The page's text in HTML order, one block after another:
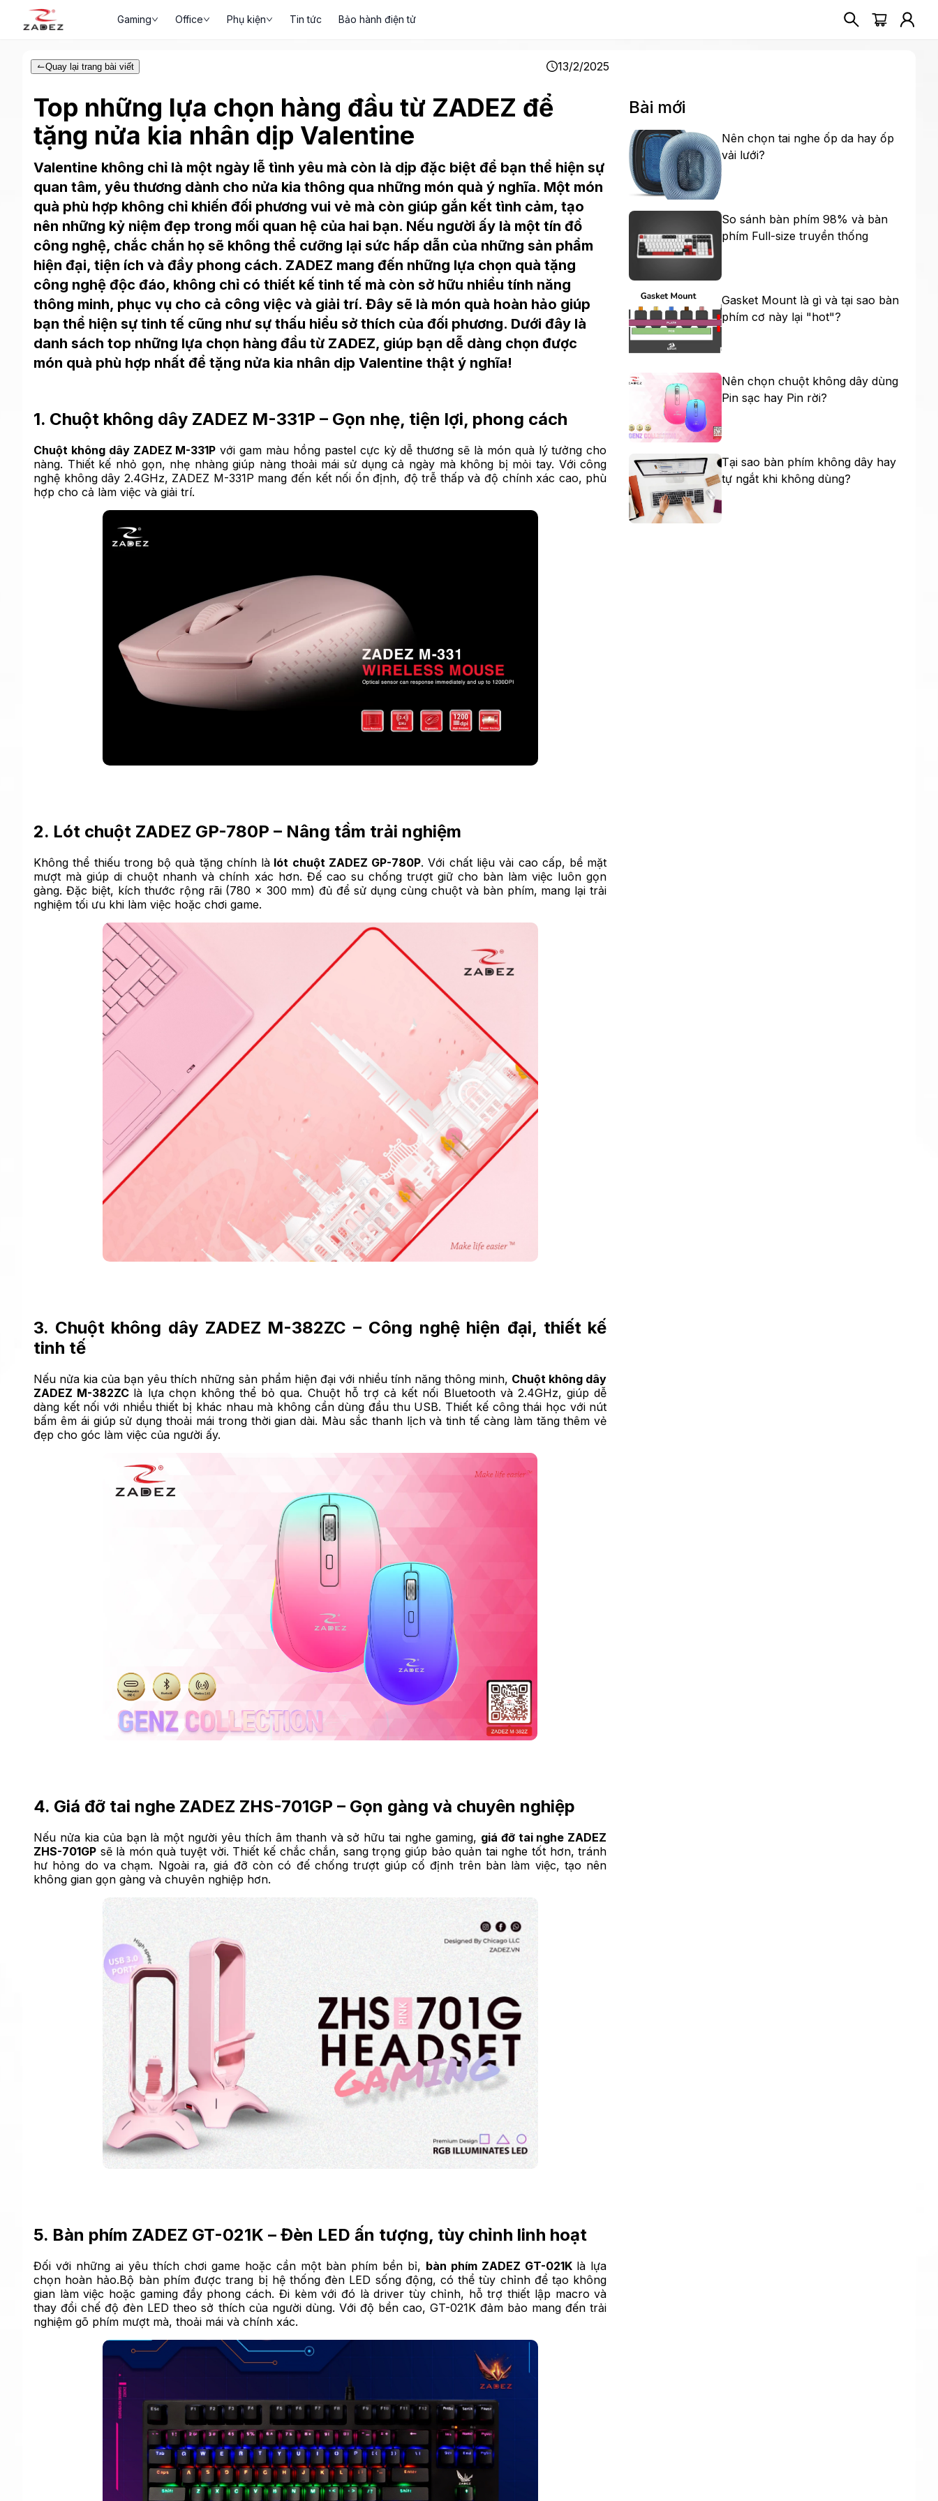
Gaming Office Phụ kiện Tin tức Bảo hành điện tử
Quay lại trang bài viết 13/2/2025
Top những lựa chọn hàng đầu từ ZADEZ để
tặng nửa kia nhân dịp Valentine
Valentine không chỉ là một ngày lễ tình yêu mà còn là dịp đặc biệt để bạn thể hiện sự
quan tâm, yêu thương dành cho nửa kia thông qua những món quà ý nghĩa. Một món
quà phù hợp không chỉ khiến đối phương vui vẻ mà còn giúp gắn kết tình cảm, tạo
nên những kỷ niệm đẹp trong mối quan hệ của hai bạn. Nếu người ấy là một tín đồ
công nghệ, chắc chắn họ sẽ không thể cưỡng lại sức hấp dẫn của những sản phẩm
hiện đại, tiện ích và đầy phong cách. ZADEZ mang đến những lựa chọn quà tặng
công nghệ độc đáo, không chỉ có thiết kế tinh tế mà còn sở hữu nhiều tính năng
thông minh, phục vụ cho cả công việc và giải trí. Đây sẽ là món quà hoàn hảo giúp
bạn thể hiện sự tinh tế cũng như sự thấu hiểu sở thích của đối phương. Dưới đây là
danh sách top những lựa chọn hàng đầu từ ZADEZ, giúp bạn dễ dàng chọn được
món quà phù hợp nhất để tặng nửa kia nhân dịp Valentine thật ý nghĩa!
1. Chuột không dây ZADEZ M-331P – Gọn nhẹ, tiện lợi, phong cách
Chuột không dây ZADEZ M-331P với gam màu hồng pastel cực kỳ dễ thương sẽ là món quà lý tưởng cho
nàng. Thiết kế nhỏ gọn, nhẹ nhàng giúp nàng thoải mái sử dụng cả ngày mà không bị mỏi tay. Với công
nghệ không dây 2.4GHz, ZADEZ M-331P mang đến kết nối ổn định, độ trễ thấp và độ chính xác cao, phù
hợp cho cả làm việc và giải trí.
2. Lót chuột ZADEZ GP-780P – Nâng tầm trải nghiệm
Không thể thiếu trong bộ quà tặng chính là lót chuột ZADEZ GP-780P. Với chất liệu vải cao cấp, bề mặt
mượt mà giúp di chuột nhanh và chính xác hơn. Đế cao su chống trượt giữ cho bàn làm việc luôn gọn
gàng. Đặc biệt, kích thước rộng rãi (780 x 300 mm) đủ để sử dụng cùng chuột và bàn phím, mang lại trải
nghiệm tối ưu khi làm việc hoặc chơi game.
3. Chuột không dây ZADEZ M-382ZC – Công nghệ hiện đại, thiết kế
tinh tế
Nếu nửa kia của bạn yêu thích những sản phẩm hiện đại với nhiều tính năng thông minh, Chuột không dây
ZADEZ M-382ZC là lựa chọn không thể bỏ qua. Chuột hỗ trợ cả kết nối Bluetooth và 2.4GHz, giúp dễ
dàng kết nối với nhiều thiết bị khác nhau mà không cần dùng đầu thu USB. Thiết kế công thái học với nút
bấm êm ái giúp sử dụng thoải mái trong thời gian dài. Màu sắc thanh lịch và tinh tế càng làm tăng thêm vẻ
đẹp cho góc làm việc của người ấy.
4. Giá đỡ tai nghe ZADEZ ZHS-701GP – Gọn gàng và chuyên nghiệp
Nếu nửa kia của bạn là một người yêu thích âm thanh và sở hữu tai nghe gaming, giá đỡ tai nghe ZADEZ
ZHS-701GP sẽ là món quà tuyệt vời. Thiết kế chắc chắn, sang trọng giúp bảo quản tai nghe tốt hơn, tránh
hư hỏng do va chạm. Ngoài ra, giá đỡ còn có đế chống trượt giúp cố định trên bàn làm việc, tạo nên
không gian gọn gàng và chuyên nghiệp hơn.
5. Bàn phím ZADEZ GT-021K – Đèn LED ấn tượng, tùy chỉnh linh hoạt
Đối với những ai yêu thích chơi game hoặc cần một bàn phím bền bỉ, bàn phím ZADEZ GT-021K là lựa
chọn hoàn hảo.Bộ bàn phím được trang bị hệ thống đèn LED sống động, có thể tùy chỉnh để tạo không
gian làm việc hoặc gaming đầy phong cách. Đi kèm với đó là driver tùy chỉnh, hỗ trợ thiết lập macro và
thay đổi chế độ đèn LED theo sở thích của người dùng. Với độ bền cao, GT-021K đảm bảo mang đến trải
nghiệm gõ phím mượt mà, thoải mái và chính xác.
Bài mới
Nên chọn tai nghe ốp da hay ốp
vải lưới?
So sánh bàn phím 98% và bàn
phím Full-size truyền thống
Gasket Mount là gì và tại sao bàn
phím cơ này lại "hot"?
Nên chọn chuột không dây dùng
Pin sạc hay Pin rời?
Tại sao bàn phím không dây hay
tự ngắt khi không dùng?